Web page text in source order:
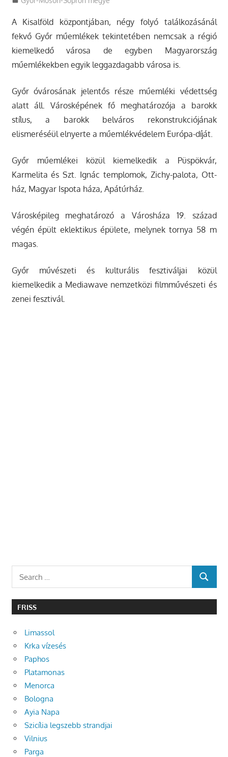
A Kisalföld központjában, négy folyó találkozásánál
fekvő Győr műemlékek tekintetében nemcsak a régió
kiemelkedő városa de egyben Magyarország
műemlékekben egyik leggazdagabb városa is.
Győr óvárosának jelentős része műemléki védettség
alatt áll. Városképének fő meghatározója a barokk
stílus, a barokk belváros rekonstrukciójának
elismeréséül elnyerte a műemlékvédelem Európa-díját.
Győr műemlékei közül kiemelkedik a Püspökvár,
Karmelita és Szt. Ignác templomok, Zichy-palota, Ott-
ház, Magyar Ispota háza, Apátúrház.
Városképileg meghatározó a Városháza 19. század
végén épült eklektikus épülete, melynek tornya 58 m
magas.
Győr művészeti és kulturális fesztiváljai közül
kiemelkedik a Mediawave nemzetközi filmművészeti és
zenei fesztivál.
SEARCH
FRISS
Limassol
Krka vízesés
Paphos
Platamonas
Menorca
Bologna
Ayia Napa
Szicília legszebb strandjai
Vilnius
Parga